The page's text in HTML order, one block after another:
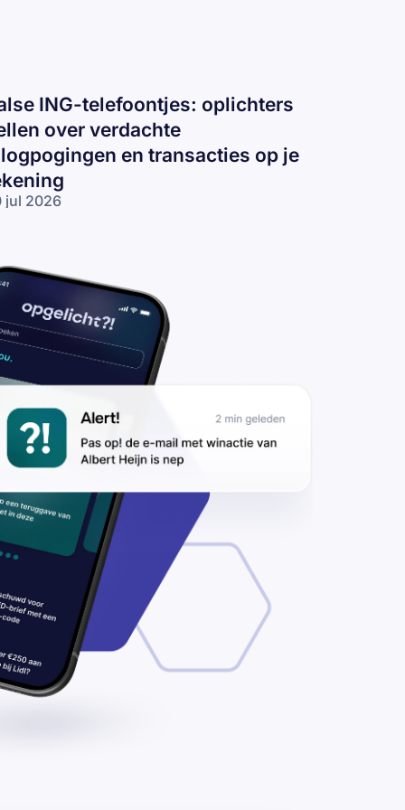
ING-telefoontjes: oplichters
over verdachte
en transacties op je
jul 2026
over
transacties
je rekening